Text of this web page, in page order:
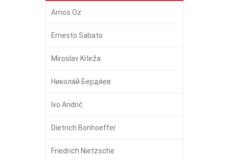
Amos Oz
Ernesto Sabato
Miroslav Krleža
Никола́й Бердя́ев
Ivo Andrić
Dietrich Bonhoeffer
Friedrich Nietzsche